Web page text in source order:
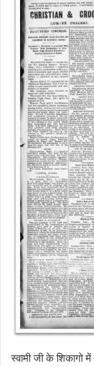
स्वामी जी के शिकागो